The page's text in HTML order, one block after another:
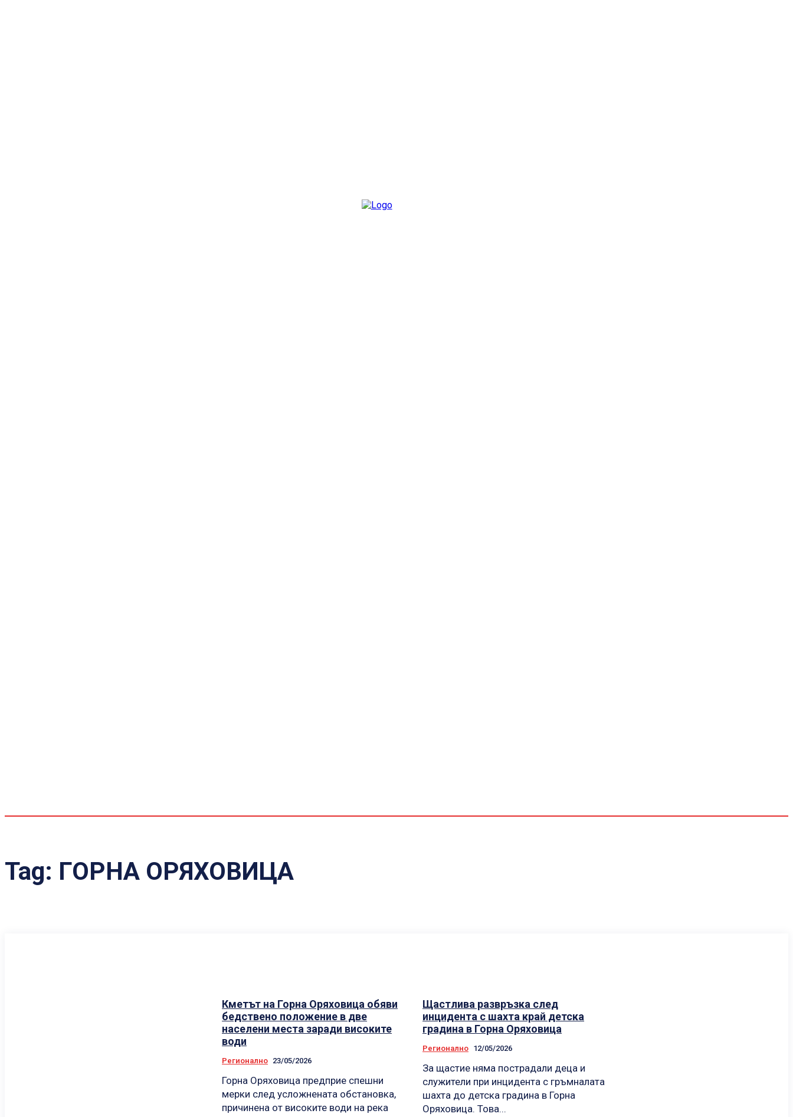
Tag: ГОРНА ОРЯХОВИЦА
Кметът на Горна Оряховица обяви
бедствено положение в две
населени места заради високите
води
Регионално 23/05/2026
Горна Оряховица предприе спешни
мерки след усложнената обстановка,
причинена от високите води на река
Щастлива развръзка след
инцидента с шахта край детска
градина в Горна Оряховица
Регионално 12/05/2026
За щастие няма пострадали деца и
служители при инцидента с гръмналата
шахта до детска градина в Горна
Оряховица. Това...